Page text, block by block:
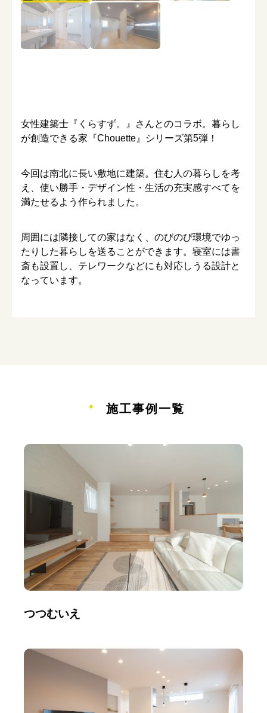
女性建築士『くらすず。』さんとのコラボ。暮らし
が創造できる家『Chouette』シリーズ第5弾！
今回は南北に長い敷地に建築。住む人の暮らしを考
え、使い勝手・デザイン性・生活の充実感すべてを
満たせるよう作られました。
周囲には隣接しての家はなく、のびのび環境でゆっ
たりした暮らしを送ることができます。寝室には書
斎も設置し、テレワークなどにも対応しうる設計と
なっています。
・ 施工事例一覧
つつむいえ